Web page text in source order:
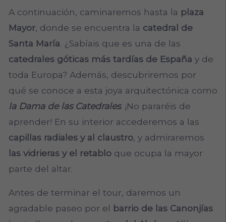
A continuación, caminaremos hasta la plaza
Mayor, donde se encuentra la catedral de
Santa María. ¿Sabíais que es una de las
catedrales góticas más tardías de España y de
toda Europa? Además, descubriremos por
qué se conoce a esta joya arquitectónica como
la Dama de las Catedrales. ¡No pararéis de
aprender! En su interior accederemos a las
capillas radiales y al claustro, y admiraremos
las vidrieras y el retabloque ocupa la mayor
parte del altar.
Antes de terminar el tour, daremos un
agradable paseo por el barrio de las Canonjías